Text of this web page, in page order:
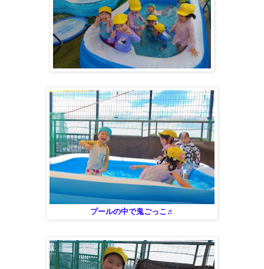
プールの中で鬼ごっこ♬